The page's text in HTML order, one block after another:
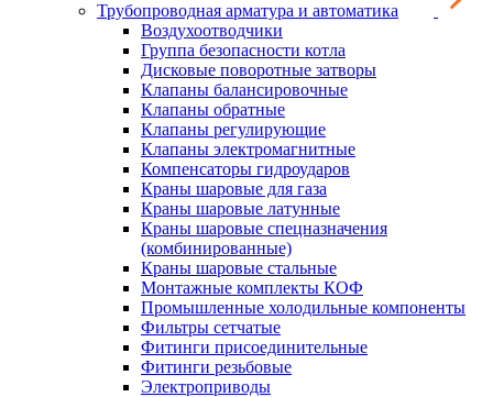
Трубопроводная арматура и автоматика
Воздухоотводчики
Группа безопасности котла
Дисковые поворотные затворы
Клапаны балансировочные
Клапаны обратные
Клапаны регулирующие
Клапаны электромагнитные
Компенсаторы гидроударов
Краны шаровые для газа
Краны шаровые латунные
Краны шаровые спецназначения
(комбинированные)
Краны шаровые стальные
Монтажные комплекты КОФ
Промышленные холодильные компоненты
Фильтры сетчатые
Фитинги присоединительные
Фитинги резьбовые
Электроприводы